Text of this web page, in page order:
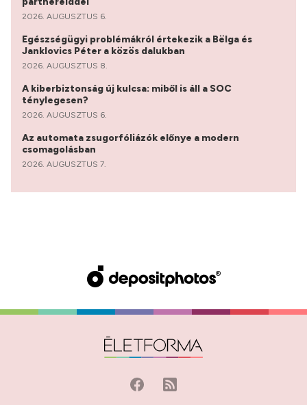
2026. AUGUSZTUS 6.
Egészségügyi problémákról értekezik a Bëlga és
Janklovics Péter a közös dalukban
2026. AUGUSZTUS 8.
A kiberbiztonság új kulcsa: miből is áll a SOC
ténylegesen?
2026. AUGUSZTUS 6.
Az automata zsugorfóliázók előnye a modern
csomagolásban
2026. AUGUSZTUS 7.